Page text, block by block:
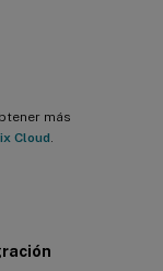
más
Cloud